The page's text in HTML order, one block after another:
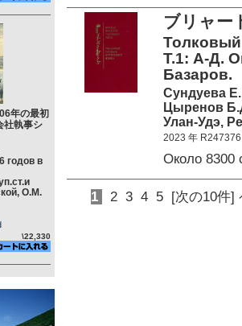
年の最初
執事シ
годов в
О.М.
\22,330
ブリャ
Толковый
Т.1: А-Д.
Базаров.
Сундуева
Цыренов
Улан-Удэ,
2023 年 R247376
Около 8300
1 2 3 4 5 [次の10件]